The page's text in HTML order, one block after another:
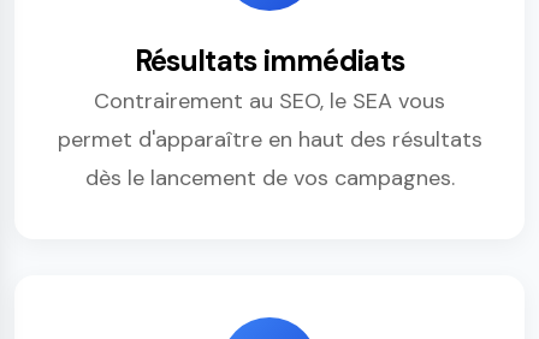
Résultats immédiats
Contrairement au SEO, le SEA vous
permet d'apparaître en haut des résultats
dès le lancement de vos campagnes.